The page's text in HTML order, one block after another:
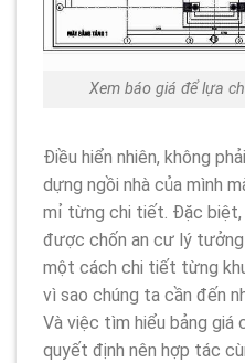
Xem báo giá để lựa
Điều hiển nhiên, không
dựng ngồi nhà của mình
mỉ từng chi tiết. Đặc biệt,
được chốn an cư lý tưởng
một cách chi tiết từng
vì sao chúng ta cần đến
Và việc tìm hiểu bảng giá
quyết định nên hợp tác